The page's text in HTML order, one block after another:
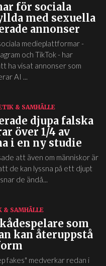
för sociala
med sexuella
annonser
medieplattformar -
och TikTok - har
ha visat annonser som
AI ...
& SAMHÄLLE
djupa falska
över 1/4 av
i en ny studie
att även om människor är
de kan lyssna på ett djupt
de ändå...
& SAMHÄLLE
som
kan återuppstå
fakes" medverkar redan i